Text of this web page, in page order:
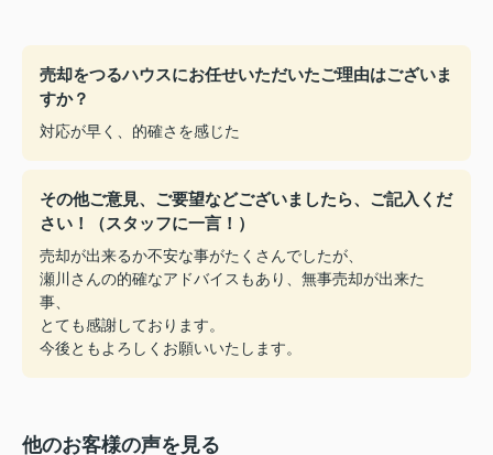
売却をつるハウスにお任せいただいたご理由はございま
すか？
対応が早く、的確さを感じた
その他ご意見、ご要望などございましたら、ご記入くだ
さい！（スタッフに一言！）
売却が出来るか不安な事がたくさんでしたが、
瀬川さんの的確なアドバイスもあり、無事売却が出来た
事、
とても感謝しております。
今後ともよろしくお願いいたします。
他のお客様の声を見る